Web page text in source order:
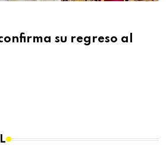
su regreso al